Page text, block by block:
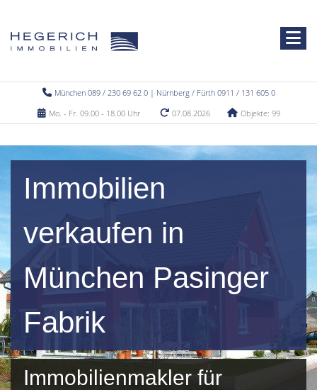
München 089 / 230 69 62 0 | Nürnberg / Fürth 0911 / 131 605 0
Mo. - Fr. 09.00 - 18.00 Uhr
07.08.2026 Objekte: 99
Immobilien
verkaufen in
München Pasinger
Fabrik
Immobilienmakler für